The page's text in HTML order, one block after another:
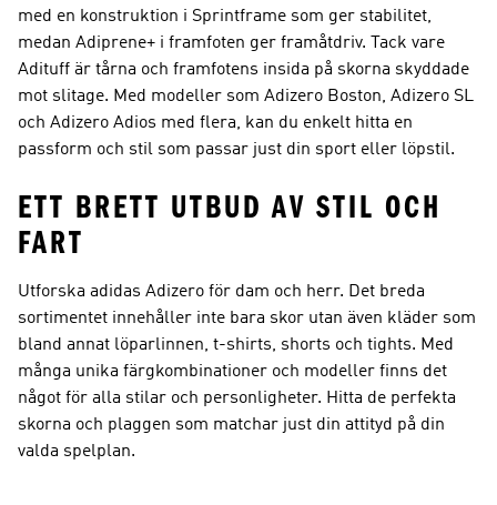
med en konstruktion i Sprintframe som ger stabilitet,
medan Adiprene+ i framfoten ger framåtdriv. Tack vare
Adituff är tårna och framfotens insida på skorna skyddade
mot slitage. Med modeller som Adizero Boston, Adizero SL
och Adizero Adios med flera, kan du enkelt hitta en
passform och stil som passar just din sport eller löpstil.
ETT BRETT UTBUD AV STIL OCH
FART
Utforska adidas Adizero för dam och herr. Det breda
sortimentet innehåller inte bara skor utan även kläder som
bland annat löparlinnen, t-shirts, shorts och tights. Med
många unika färgkombinationer och modeller finns det
något för alla stilar och personligheter. Hitta de perfekta
skorna och plaggen som matchar just din attityd på din
valda spelplan.